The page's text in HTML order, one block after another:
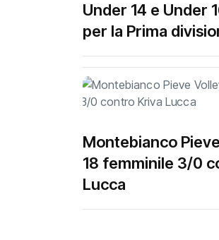
Under 14 e Under
per la Prima
Montebianco
18 femminile 3/0
Lucca